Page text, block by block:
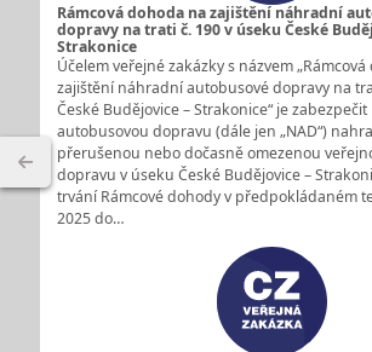
Rámcová dohoda na zajištění náhradní
dopravy na trati č. 190 v úseku České
Strakonice
Účelem veřejné zakázky s názvem
zajištění náhradní autobusové dopravy na
České Budějovice – Strakonice“ je
autobusovou dopravu (dále jen „NAD“)
přerušenou nebo dočasně omezenou
dopravu v úseku České Budějovice –
trvání Rámcové dohody v předpokládaném
2025 do…